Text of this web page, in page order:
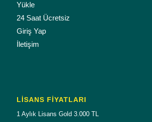
Yükle
24 Saat Ücretsiz
Giriş Yap
İletişim
LISANS FIYATLARI
1 Aylık Lisans Gold 3.000 TL